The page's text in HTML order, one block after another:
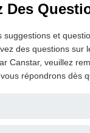
Des
suggestions et
des questions sur
Canstar, veuillez
répondrons dès